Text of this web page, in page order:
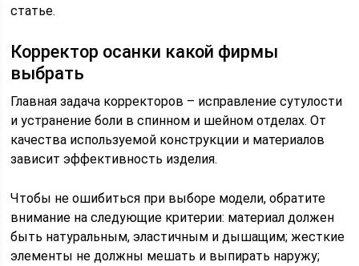
статье.
Корректор осанки какой фирмы
выбрать
Главная задача корректоров – исправление сутулости
и устранение боли в спинном и шейном отделах. От
качества используемой конструкции и материалов
зависит эффективность изделия.
Чтобы не ошибиться при выборе модели, обратите
внимание на следующие критерии: материал должен
быть натуральным, эластичным и дышащим; жесткие
элементы не должны мешать и выпирать наружу;